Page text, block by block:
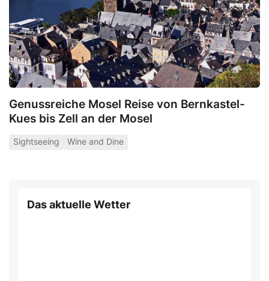
Genussreiche Mosel Reise von Bernkastel-
Kues bis Zell an der Mosel
Sightseeing Wine and Dine
Das aktuelle Wetter